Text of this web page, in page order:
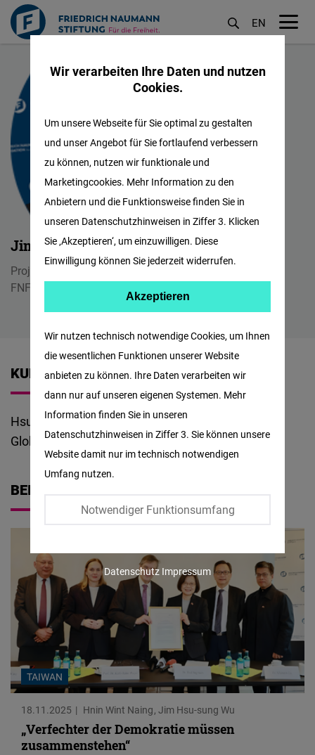
Inhalt
EN
Jim Hsu-sung Wu
Project Assistant
FNF Global Innovation Hub
KURZBIOGRAFIE
Hsu-Sung Wu is the Project Assistant at the FNF
Global Innovation Hub in Taipei.
BEITRÄGE
TAIWAN
18.11.2025 Hnin Wint Naing Jim Hsu-sung Wu
„Verfechter der Demokratie müssen
zusammenstehen“
Wir verarbeiten Ihre Daten und nutzen
Cookies.
Wir nutzen technisch notwendige Cookies, um Ihnen
die wesentlichen Funktionen unserer Website
anbieten zu können. Ihre Daten verarbeiten wir
dann nur auf unseren eigenen Systemen. Mehr
Information finden Sie in unseren
Datenschutzhinweisen in Ziffer 3. Sie können unsere
Website damit nur im technisch notwendigen
Umfang nutzen.
Notwendiger Funktionsumfang
Um unsere Webseite für Sie optimal zu gestalten
und unser Angebot für Sie fortlaufend verbessern
zu können, nutzen wir funktionale und
Marketingcookies. Mehr Information zu den
Anbietern und die Funktionsweise finden Sie in
unseren Datenschutzhinweisen in Ziffer 3. Klicken
Sie ‚Akzeptieren‘, um einzuwilligen. Diese
Einwilligung können Sie jederzeit widerrufen.
Facebook
Embed
Twitter
Embed
Instagram
Embed
Google
Maps
Embed
Cloudinary
Flickr
Embed
Akzeptieren
Datenschutz Impressum